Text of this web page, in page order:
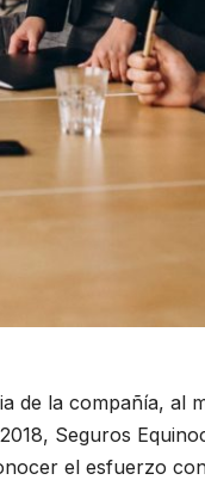
de la compañía, al
Seguros
el esfuerzo